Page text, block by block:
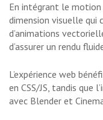
En intégrant le motion
dimension visuelle qui
d’animations
d’assurer un rendu
L’expérience web
en CSS/JS, tandis que
avec Blender et